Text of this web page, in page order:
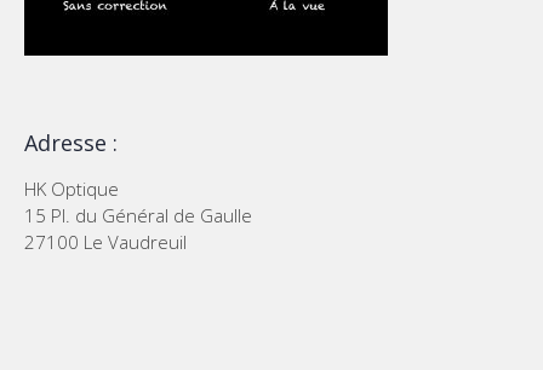
Adresse :
HK Optique
15 Pl. du Général de Gaulle
27100 Le Vaudreuil